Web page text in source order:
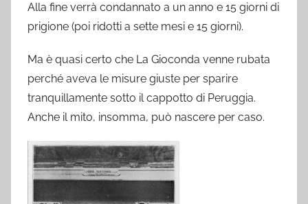
Alla fine verrà condannato a un anno e 15 giorni di
prigione (poi ridotti a sette mesi e 15 giorni).
Ma è quasi certo che La Gioconda venne rubata
perché aveva le misure giuste per sparire
tranquillamente sotto il cappotto di Peruggia.
Anche il mito, insomma, può nascere per caso.